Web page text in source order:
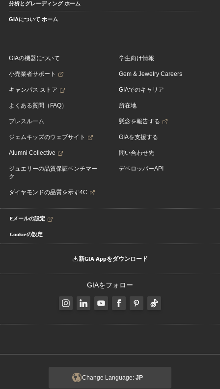
分析とグレーディング ホーム
GIAについて ホーム
GIAの機器について
小売業者サポート
キャンパス ストア
よくある質問（FAQ）
プレスルーム
ジェムキッズのウェブサイト
Alumni Collective
ジュエリーの品質保証ベンチマー
ク
ダイヤモンドの品質を示す4C
学生向け情報
Gem & Jewelry Careers
GIAでのキャリア
所在地
懸念を報告する
GIAを支援する
問い合わせ先
デベロッパーAPI
Eメールの設定
Cookieの設定
新GIA Appをダウンロード
GIAをフォロー
Change Language: JP